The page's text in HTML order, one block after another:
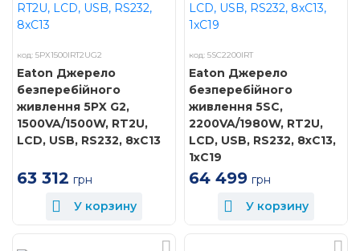
код: 5PX1500IRT2UG2
Eaton Джерело
безперебійного
живлення 5PX G2,
1500VA/1500W, RT2U,
LCD, USB, RS232, 8xC13
63 312 грн
У корзину
код: 5SC2200IRT
Eaton Джерело
безперебійного
живлення 5SC,
2200VA/1980W, RT2U,
LCD, USB, RS232, 8xC13,
1xC19
64 499 грн
У корзину